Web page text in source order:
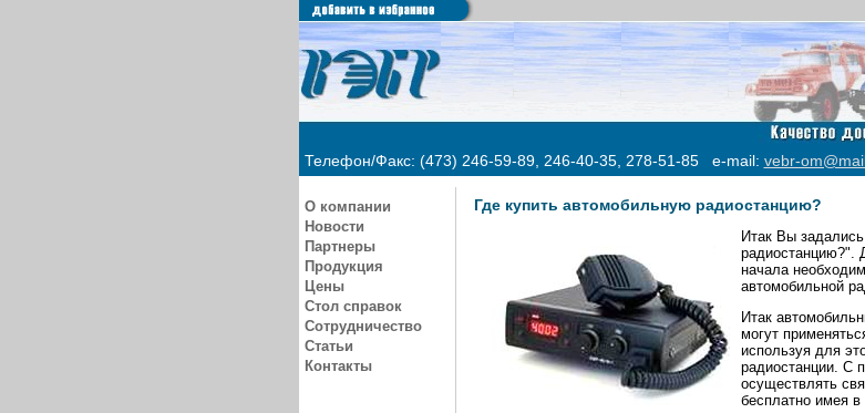
Телефон/Факс: (473) 246-59-89, 246-40-35, 278-51-85 e-mail: vebr-
О компании
Новости
Партнеры
Продукция
Цены
Стол справок
Сотрудничество
Статьи
Контакты
Где купить автомобильную радиостанцию?
Итак Вы
радиостанцию?".
начала
автомобильной
Итак
могут
используя для
радиостанции. С
осуществлять
бесплатно имея в